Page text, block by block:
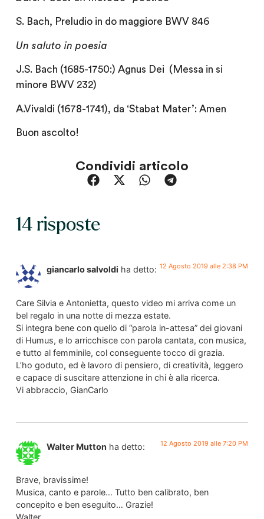
S. Bach, Preludio in do maggiore BWV 846
Un saluto in poesia
J.S. Bach (1685-1750:) Agnus Dei (Messa in si
minore BWV 232)
A.Vivaldi (1678-1741), da ‘Stabat Mater’: Amen
Buon ascolto!
Condividi articolo
14 risposte
giancarlo salvoldi ha detto: 12 Agosto 2019 alle 2:38 PM
Care Silvia e Antonietta, questo video mi arriva come un
bel regalo in una notte di mezza estate.
Si integra bene con quello di “parola in-attesa” dei giovani
di Humus, e lo arricchisce con parola cantata, con musica,
e tutto al femminile, col conseguente tocco di grazia.
L’ho goduto, ed è lavoro di pensiero, di creatività, leggero
e capace di suscitare attenzione in chi è alla ricerca.
Vi abbraccio, GianCarlo
Walter Mutton ha detto: 12 Agosto 2019 alle 7:20 PM
Brave, bravissime!
Musica, canto e parole… Tutto ben calibrato, ben
concepito e ben eseguito… Grazie!